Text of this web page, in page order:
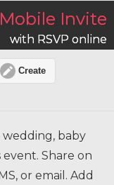
Mobile Invite
with RSVP online
Create
baby
event. Share on
or email. Add